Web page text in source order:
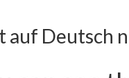
auf Deutsch